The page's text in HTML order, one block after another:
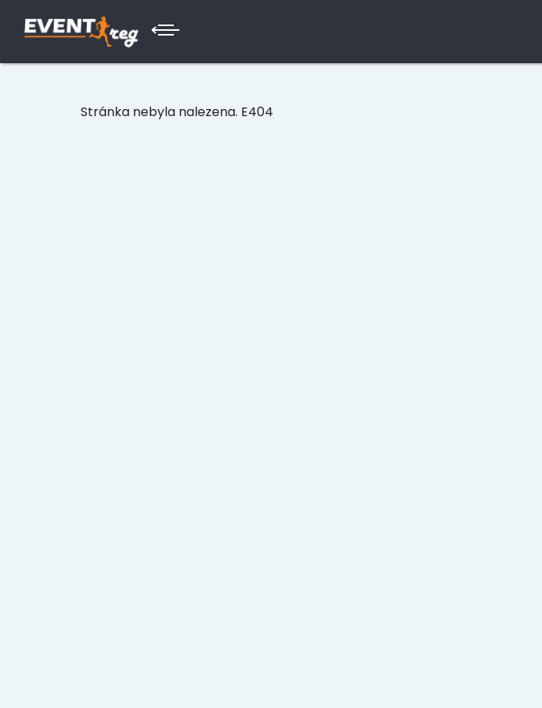
Stránka nebyla nalezena. E404